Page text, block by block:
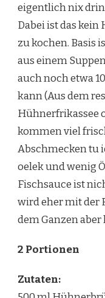
eigentlich nix
Dabei ist das kein
zu kochen. Basis
aus einem
auch noch etwa
kann (Aus dem
Hühnerfrikassee
kommen viel
Abschmecken tu
oelek und wenig
Fischsauce ist
wird eher mit der
dem Ganzen
2 Portionen
Zutaten: